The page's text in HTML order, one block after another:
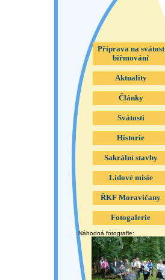
Příprava na svátost
biřmování
Aktuality
Články
Svátosti
Historie
Sakrální stavby
Lidové misie
ŘKF Moravičany
Fotogalerie
Náhodná fotografie: